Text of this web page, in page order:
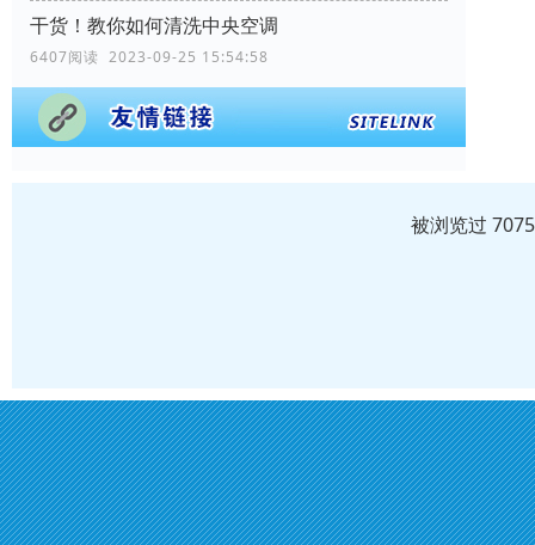
干货！教你如何清洗中央空调
6407阅读 2023-09-25 15:54:58
被浏览过